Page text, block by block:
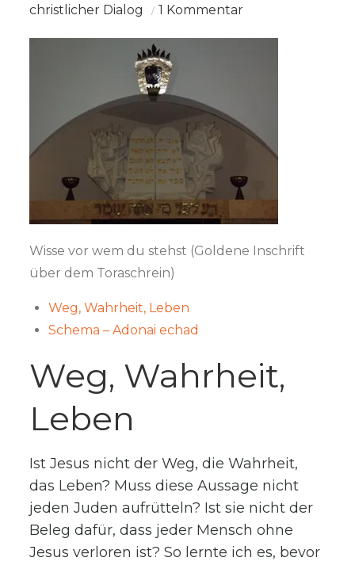
christlicher Dialog
1 Kommentarzu
C
Wisse vor wem du stehst (Goldene Inschrift
über dem Toraschrein)
Weg, Wahrheit, Leben
Schema – Adonai echad
Weg, Wahrheit,
Leben
Ist Jesus nicht der Weg, die Wahrheit,
das Leben? Muss diese Aussage nicht
jeden Juden aufrütteln? Ist sie nicht der
Beleg dafür, dass jeder Mensch ohne
Jesus verloren ist? So lernte ich es, bevor